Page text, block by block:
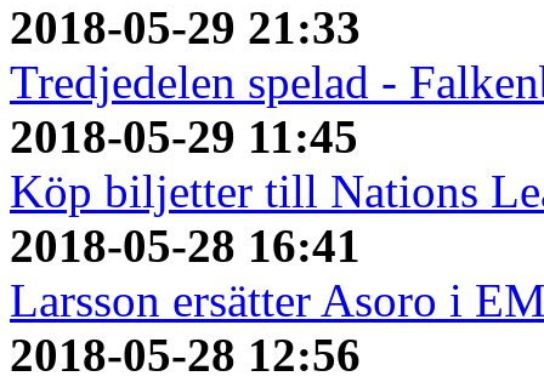
2018-05-29 21:33
Tredjedelen spelad -
2018-05-29 11:45
Köp biljetter till Nations
2018-05-28 16:41
Larsson ersätter Asoro i
2018-05-28 12:56